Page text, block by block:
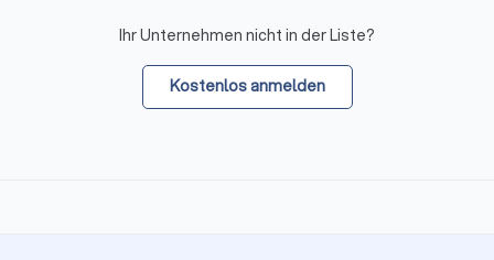
Ihr Unternehmen nicht in der Liste?
Kostenlos anmelden